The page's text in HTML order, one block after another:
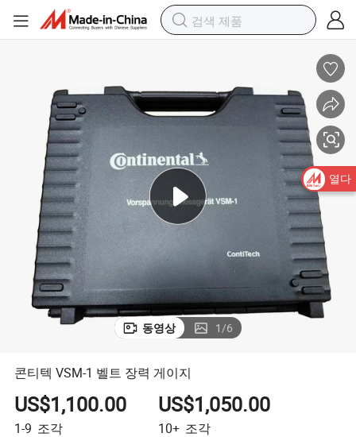
동영상 1/6
콘티텍 VSM-1 벨트 장력 게이지
US$1,100.00
1-9 조각
US$1,050.00
10+ 조각
열다